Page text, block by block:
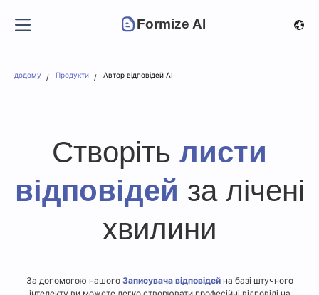
Formize AI
додому Продукти Автор відповідей AI
Створіть листи
відповідей за лічені
хвилини
За допомогою нашого Записувача відповідей на базі штучного